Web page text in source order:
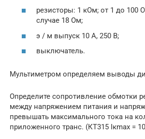
резисторы: 1 кОм; от 1 до 100
случае 18 Ом;
э / м выпуск 10 А, 250 В;
выключатель.
Мультиметром определяем выводы
Определите сопротивление обмотки
между напряжением питания и
превышать максимального тока на
приложенного транс. (КТ315 Iкmax =